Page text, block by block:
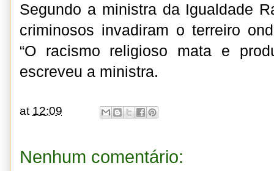
Segundo a ministra da Igualdade
criminosos invadiram o terreiro
“O racismo religioso mata e
escreveu a ministra.
at 12:09
Nenhum comentário: